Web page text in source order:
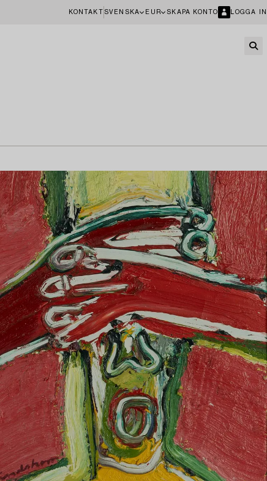
KONTAKT SVENSKA EUR SKAPA KONTO LOGGA IN